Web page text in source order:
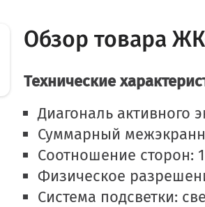
Обзор товара
Технические
Диагональ активного
Суммарный
Соотношение сторон:
Физическое
Система подсветки: